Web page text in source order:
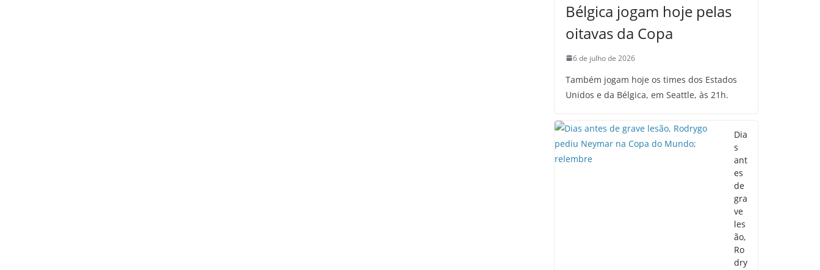
Bélgica jogam hoje pelas
oitavas da Copa
6 de julho de 2026
Também jogam hoje os times dos Estados
Unidos e da Bélgica, em Seattle, às 21h.
Dia
s
ant
es
de
gra
ve
les
ão,
Ro
dry